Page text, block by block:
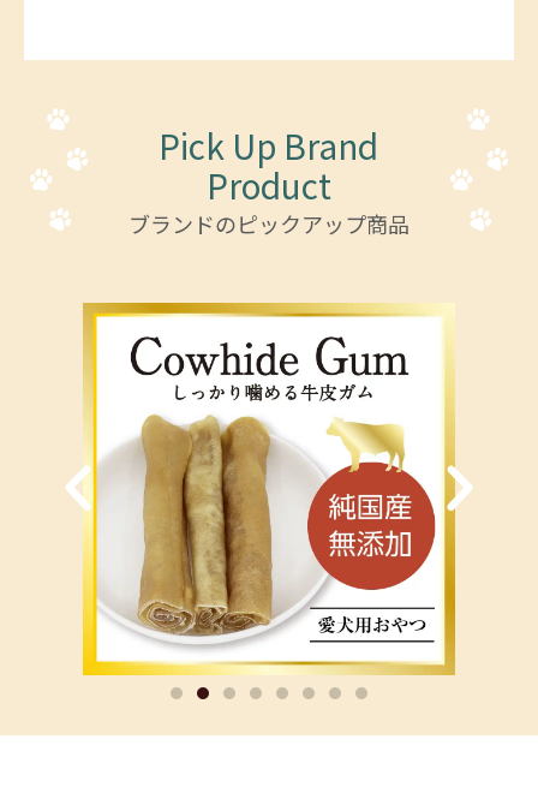
Pick Up Brand
Product
ブランドのピックアップ商品